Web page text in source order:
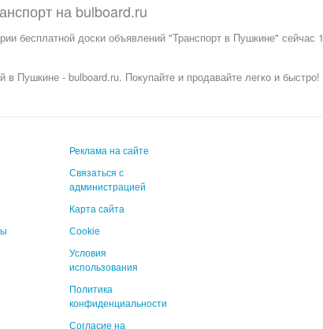
на bulboard.ru
бесплатной доски объявлений "Транспорт в Пушкине" сейчас 1
в Пушкине - bulboard.ru. Покупайте и продавайте легко и быстро!
Реклама на сайте
Связаться с
администрацией
Карта сайта
Cookie
Условия
использования
Политика
конфиденциальности
Согласие на